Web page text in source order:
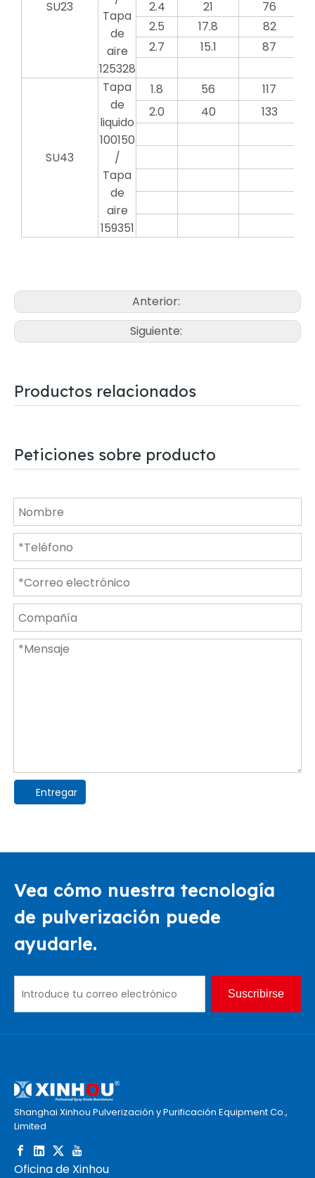
SU23
Tapa
de
aire
125328
2.4 21 76
2.5
17.8 82
2.7
15.1 87
SU43
Tapa
de
liquido
100150
/
Tapa
de
aire
159351
1.8 56 117
2.0
40 133
Anterior:
Siguiente:
Productos relacionados
Peticiones sobre producto
Entregar
Vea cómo nuestra tecnología
de pulverización puede
ayudarle.
Suscribirse
Shanghai Xinhou Pulverización y Purificación Equipment Co.,
Limited
Oficina de Xinhou